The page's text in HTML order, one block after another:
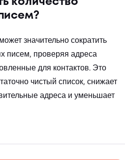
значительно сократить
писем, проверяя адреса
для контактов. Это
чистый список, снижает
адреса и уменьшает